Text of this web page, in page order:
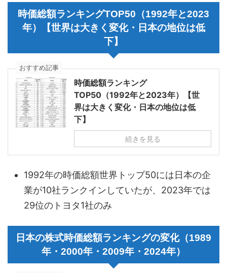
時価総額ランキングTOP50（1992年と2023
年）【世界は大きく変化・日本の地位は低
下】
おすすめ記事
時価総額ランキング
TOP50（1992年と2023年）【世
界は大きく変化・日本の地位は低
下】
続きを見る
1992年の時価総額世界トップ50には日本の企
業が10社ランクインしていたが、2023年では
29位のトヨタ1社のみ
日本の株式時価総額ランキングの変化（1989
年・2000年・2009年・2024年）